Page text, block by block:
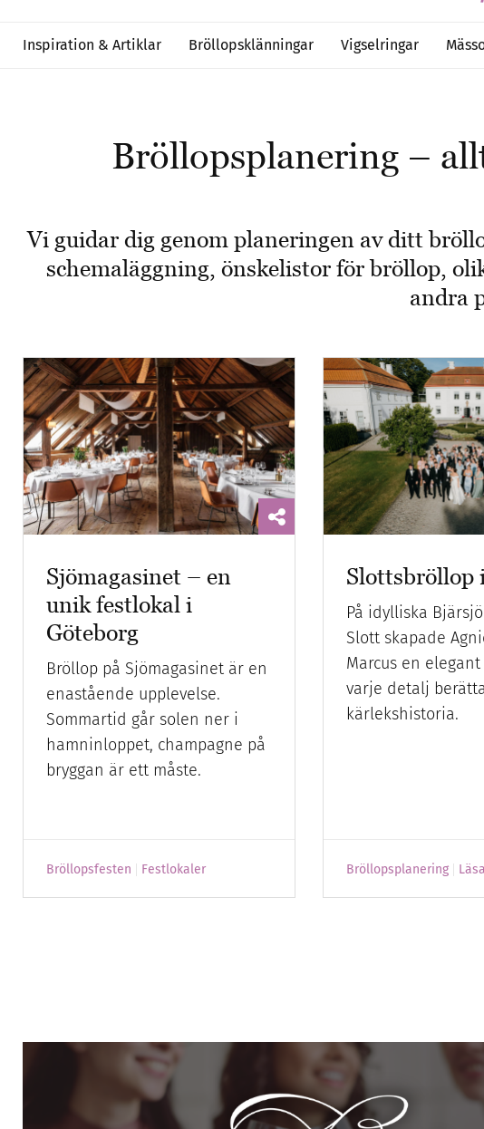
Inspiration & Artiklar Bröllopsklänningar Vigselringar
Bröllopsplanering –
Vi guidar dig genom planeringen av ditt
schemaläggning, önskelistor för bröllop,
andra
Sjömagasinet – en
unik festlokal i
Göteborg
Bröllop på Sjömagasinet är en
enastående upplevelse.
Sommartid går solen ner i
hamninloppet, champagne på
bryggan är ett måste.
Bröllopsfesten Festlokaler
Slottsbröllop
På idylliska
Slott skapade
Marcus en
varje detalj
kärlekshistoria.
Bröllopsplanering